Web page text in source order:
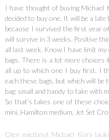
I have thought of buying Michael
decided to buy one. It will be a
because I survived the first year
will survive in 3 weeks. Positive
all last week. Know I have limit
bags. There is a lot more
all up to which one I buy first. I
each these bags, but which will
bag: small and handy to take with
So that’s takes one of these
mini, Hamilton medium, Jet Set
Olen miettinyt Michael Kors